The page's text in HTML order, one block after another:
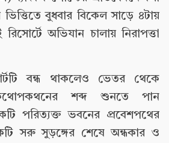
বুধবার বিকেল সাড়ে ৪টায়
অভিযান চালায় নিরাপত্তা
বন্ধ থাকলেও ভেতর থেকে
শব্দ শুনতে পান
পরিত্যক্ত ভবনের প্রবেশপথের
সরু সুড়ঙ্গের শেষে অন্ধকার ও